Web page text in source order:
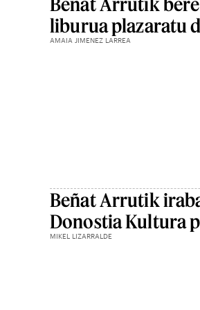
liburua plazaratu
AMAIA JIMENEZ LARREA
Beñat Arrutik
Donostia Kultura
MIKEL LIZARRALDE